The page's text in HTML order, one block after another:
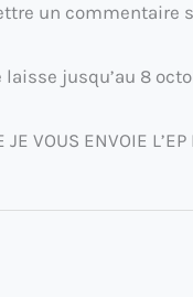
un commentaire
jusqu’au 8
VOUS ENVOIE L’EP